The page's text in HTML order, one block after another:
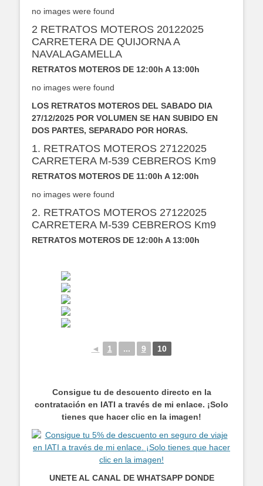
no images were found
2 RETRATOS MOTEROS 20122025
CARRETERA DE QUIJORNA A
NAVALAGAMELLA
RETRATOS MOTEROS DE 12:00h A 13:00h
no images were found
LOS RETRATOS MOTEROS DEL SABADO DIA
27/12/2025 POR VOLUMEN SE HAN SUBIDO EN
DOS PARTES, SEPARADO POR HORAS.
1. RETRATOS MOTEROS 27122025
CARRETERA M-539 CEBREROS Km9
RETRATOS MOTEROS DE 11:00h A 12:00h
no images were found
2. RETRATOS MOTEROS 27122025
CARRETERA M-539 CEBREROS Km9
RETRATOS MOTEROS DE 12:00h A 13:00h
◄ 1 ... 9 10
Consigue tu de descuento directo en la
contratación en IATI a través de mi enlace. ¡Solo
tienes que hacer clic en la imagen!
UNETE AL CANAL DE WHATSAPP DONDE